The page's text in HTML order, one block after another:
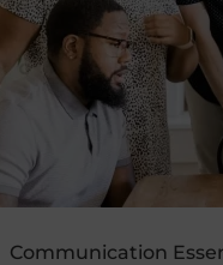
Communication